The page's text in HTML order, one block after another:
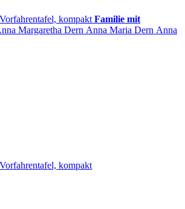
Vorfahrentafel, kompakt Familie mit
Margaretha Dern Anna Maria Dern Anna
Vorfahrentafel, kompakt